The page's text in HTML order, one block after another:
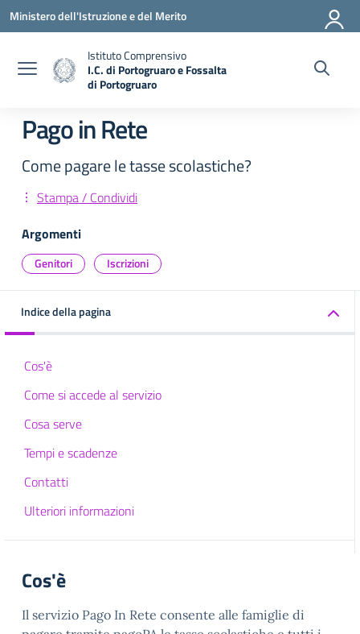
Vai ai contenuti
Vai al menu di navigazione
Vai al footer
Ministero dell'Istruzione e del Merito
Istituto Comprensivo
I.C. di Portogruaro e Fossalta
di Portogruaro
Pago in Rete
Come pagare le tasse scolastiche?
Stampa / Condividi
Argomenti
Genitori Iscrizioni
Indice della pagina
Cos'è
Come si accede al servizio
Cosa serve
Tempi e scadenze
Contatti
Ulteriori informazioni
Cos'è
Il servizio Pago In Rete consente alle famiglie di